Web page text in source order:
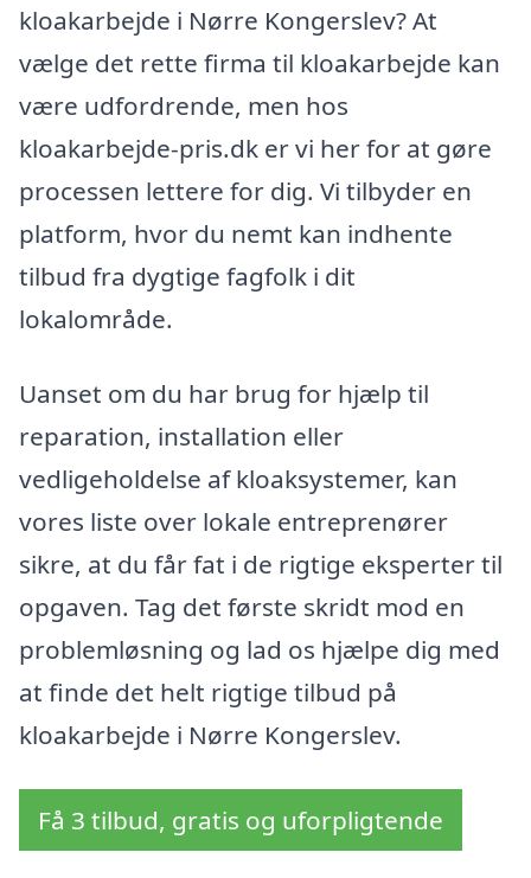
kloakarbejde i Nørre Kongerslev? At
vælge det rette firma til kloakarbejde kan
være udfordrende, men hos
kloakarbejde-pris.dk er vi her for at gøre
processen lettere for dig. Vi tilbyder en
platform, hvor du nemt kan indhente
tilbud fra dygtige fagfolk i dit
lokalområde.
Uanset om du har brug for hjælp til
reparation, installation eller
vedligeholdelse af kloaksystemer, kan
vores liste over lokale entreprenører
sikre, at du får fat i de rigtige eksperter til
opgaven. Tag det første skridt mod en
problemløsning og lad os hjælpe dig med
at finde det helt rigtige tilbud på
kloakarbejde i Nørre Kongerslev.
Få 3 tilbud, gratis og uforpligtende